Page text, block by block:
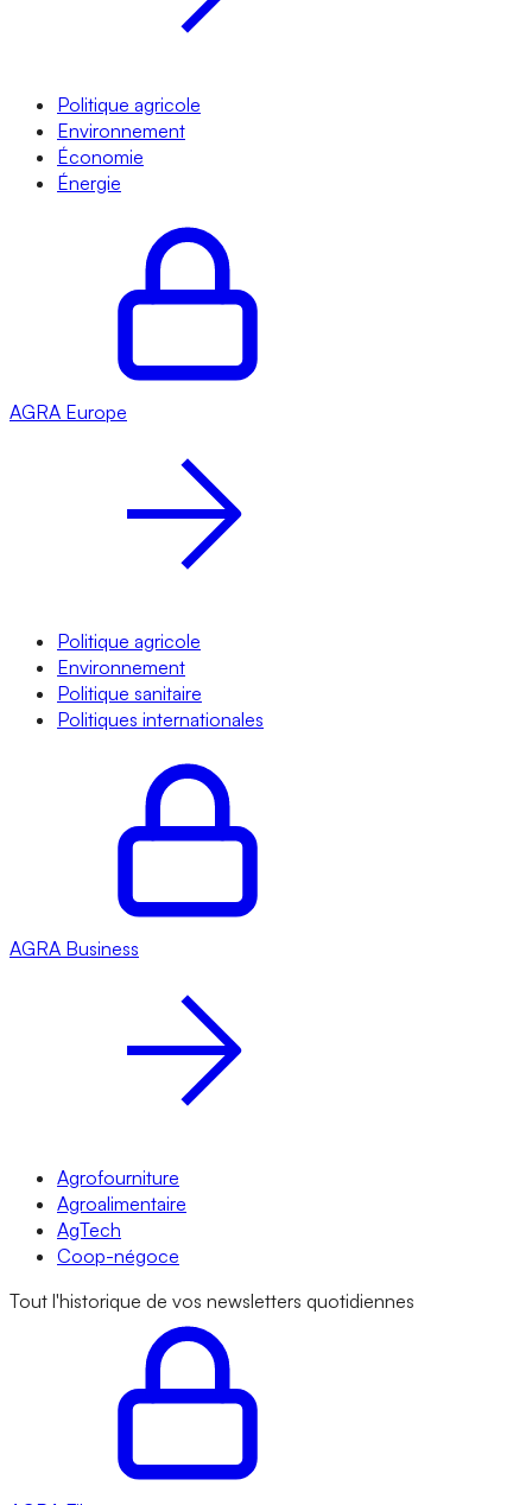
Politique agricole
Environnement
Économie
Énergie
AGRA Europe
Politique agricole
Environnement
Politique sanitaire
Politiques internationales
AGRA Business
Agrofourniture
Agroalimentaire
AgTech
Coop-négoce
Tout l'historique de vos newsletters quotidiennes